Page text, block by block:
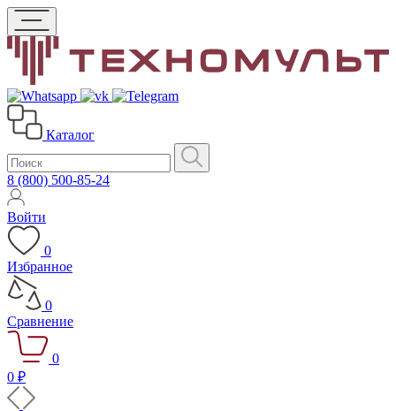
Каталог
8 (800) 500-85-24
Войти
0
Избранное
0
Сравнение
0
0 ₽